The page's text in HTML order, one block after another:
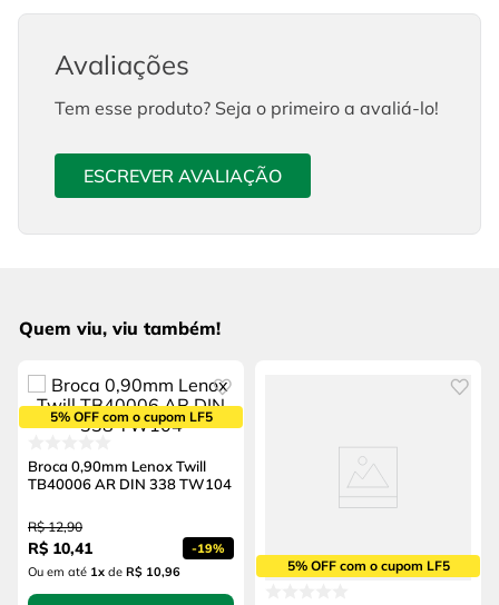
Avaliações
Tem esse produto? Seja o primeiro a avaliá-lo!
ESCREVER AVALIAÇÃO
Quem viu, viu também!
5% OFF com o cupom LF5
Broca 0,90mm Lenox Twill
TB40006 AR DIN 338 TW104
R$ 12,90
R$ 10,41 -19%
Ou em até 1x de R$ 10,96 5% OFF com o cupom LF5